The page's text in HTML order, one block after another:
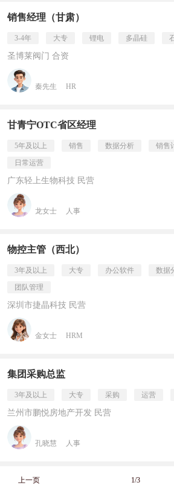
销售经理（甘肃）
3-4年 大专 锂电 多晶硅
圣博莱阀门 合资
秦先生 HR
甘青宁OTC省区经理
5年及以上 销售 数据分析 销售
日常运营
广东轻上生物科技 民营
龙女士 人事
物控主管（西北）
3年及以上 大专 办公软件 数据
团队管理
深圳市捷晶科技 民营
金女士 HRM
集团采购总监
3年及以上 大专 采购 运营
兰州市鹏悦房地产开发 民营
孔晓慧 人事
上一页 1/3